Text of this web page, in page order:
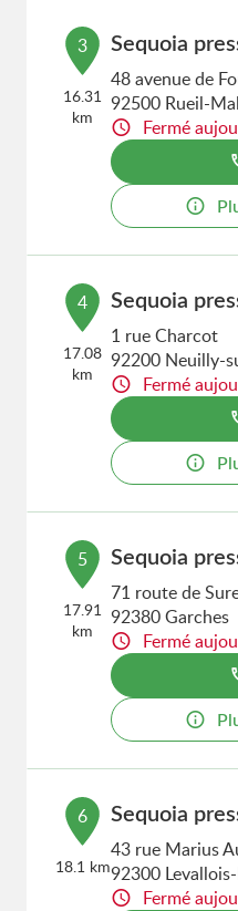
3
16.31
km
Sequoia
48 avenue de
92500 Rueil-
Fermé
4
17.08
km
Sequoia
1 rue Charcot
92200 Neuilly-
Fermé
5
17.91
km
Sequoia
71 route de
92380 Garches
Fermé
6
18.1 km
Sequoia
43 rue Marius
92300
Fermé